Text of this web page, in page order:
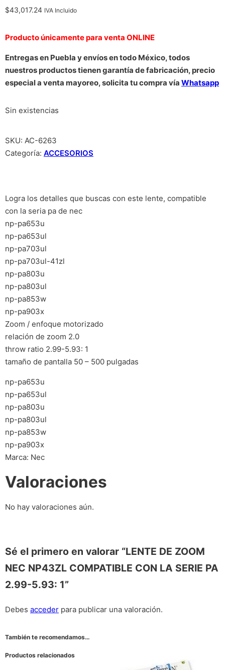
$43,017.24 IVA Incluido
Producto únicamente para venta ONLINE
Entregas en Puebla y envíos en todo México, todos
nuestros productos tienen garantía de fabricación, precio
especial a venta mayoreo, solicita tu compra vía Whatsapp
Sin existencias
SKU: AC-6263
Categoría: ACCESORIOS
Logra los detalles que buscas con este lente, compatible
con la seria pa de nec
np-pa653u
np-pa653ul
np-pa703ul
np-pa703ul-41zl
np-pa803u
np-pa803ul
np-pa853w
np-pa903x
Zoom / enfoque motorizado
relación de zoom 2.0
throw ratio 2.99-5.93: 1
tamaño de pantalla 50 – 500 pulgadas
np-pa653u
np-pa653ul
np-pa803u
np-pa803ul
np-pa853w
np-pa903x
Marca: Nec
Valoraciones
No hay valoraciones aún.
Sé el primero en valorar “LENTE DE ZOOM
NEC NP43ZL COMPATIBLE CON LA SERIE PA
2.99-5.93: 1”
Debes acceder para publicar una valoración.
También te recomendamos…
Productos relacionados